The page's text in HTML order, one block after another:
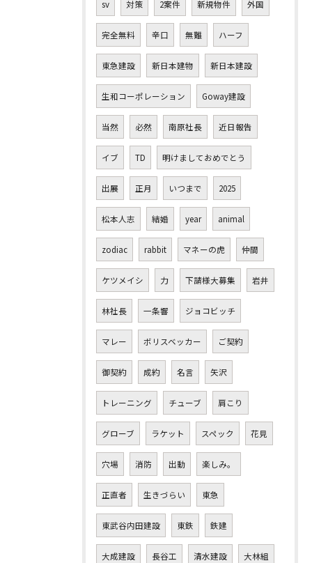
sv 対策 2案件 新規物件 外国
完全無料 辛口 無難 ハーフ
東急建設 新日本建物 新日本建設
生和コーポレーション Goway建設
当然 必然 南原社長 近日報告
イブ TD 明けましておめでとう
出展 正月 いつまで 2025
松本人志 結婚 year animal
zodiac rabbit マネーの虎 仲間
ケツメイシ 力 下請様大募集 岩井
林社長 一条響 ジョコビッチ
マレー ボリスベッカー ご契約
御契約 成約 名言 矢沢
トレーニング チューブ 肩こり
グローブ ラケット スペック 花見
穴場 消防 出動 楽しみ。
正直者 生きづらい 東急
東武谷内田建設 東鉄 鉄建
大成建設 長谷工 清水建設 大林組